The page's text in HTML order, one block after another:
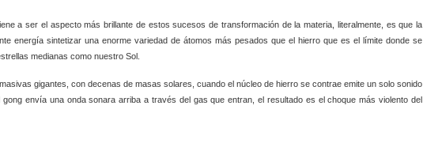
a ser el aspecto más brillante de estos sucesos de transformación de la materia, literalmente, es que la
energía sintetizar una enorme variedad de átomos más pesados que el hierro que es el límite donde se
medianas como nuestro Sol.
gigantes, con decenas de masas solares, cuando el núcleo de hierro se contrae emite un solo sonido
gong envía una onda sonaraarriba a través del gas que entran, el resultado es el choque más violento del